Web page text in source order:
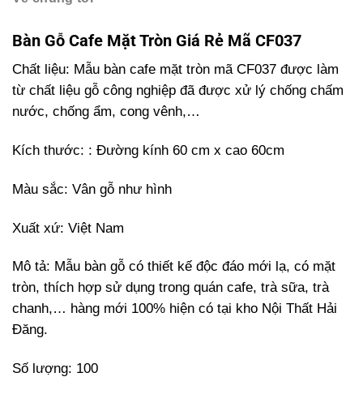
Bàn Gỗ Cafe Mặt Tròn Giá Rẻ Mã CF037
Chất liệu: Mẫu bàn cafe mặt tròn mã CF037 được làm
từ chất liệu gỗ công nghiệp đã được xử lý chống chấm
nước, chống ẩm, cong vênh,…
Kích thước: : Đường kính 60 cm x cao 60cm
Màu sắc: Vân gỗ như hình
Xuất xứ: Việt Nam
Mô tả: Mẫu bàn gỗ có thiết kế độc đáo mới lạ, có mặt
tròn, thích hợp sử dụng trong quán cafe, trà sữa, trà
chanh,… hàng mới 100% hiện có tại kho Nội Thất Hải
Đăng.
Số lượng: 100